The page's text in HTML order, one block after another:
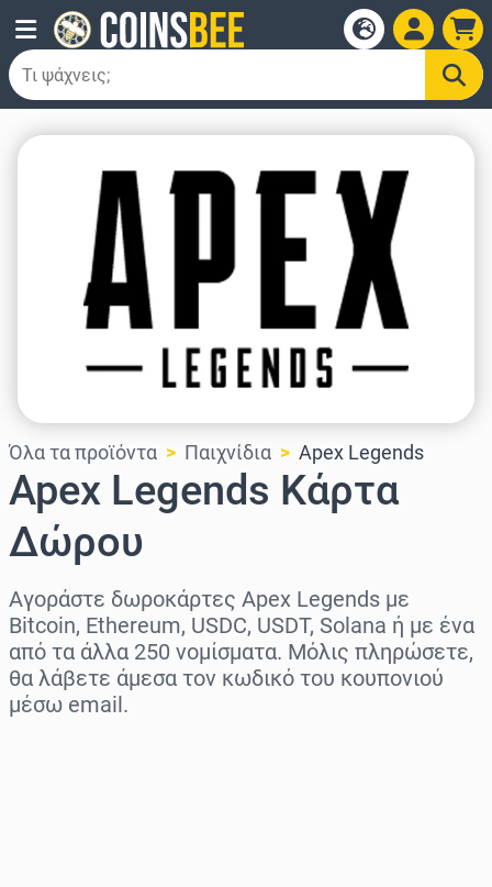
Όλα τα προϊόντα Παιχνίδια Apex Legends
Apex Legends Κάρτα
Δώρου
Αγοράστε δωροκάρτες Apex Legends με
Bitcoin, Ethereum, USDC, USDT, Solana ή με ένα
από τα άλλα 250 νομίσματα. Μόλις πληρώσετε,
θα λάβετε άμεσα τον κωδικό του κουπονιού
μέσω email.